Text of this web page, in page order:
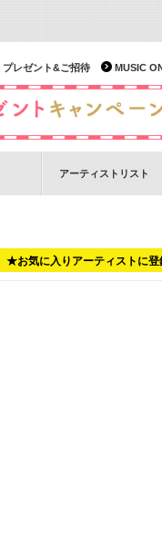
MUSIC
プレゼント&ご招待
アーティストリスト
★お気に入りアーティストに登